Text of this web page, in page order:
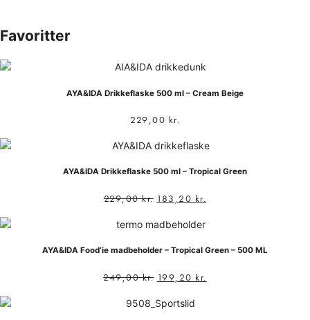
Favoritter
AYA&IDA Drikkeflaske 500 ml – Cream Beige
229,00 kr.
AYA&IDA Drikkeflaske 500 ml – Tropical Green
229,00kr. 183,20 kr.
AYA&IDA Food’ie madbeholder – Tropical Green – 500 ML
249,00kr. 199,20 kr.